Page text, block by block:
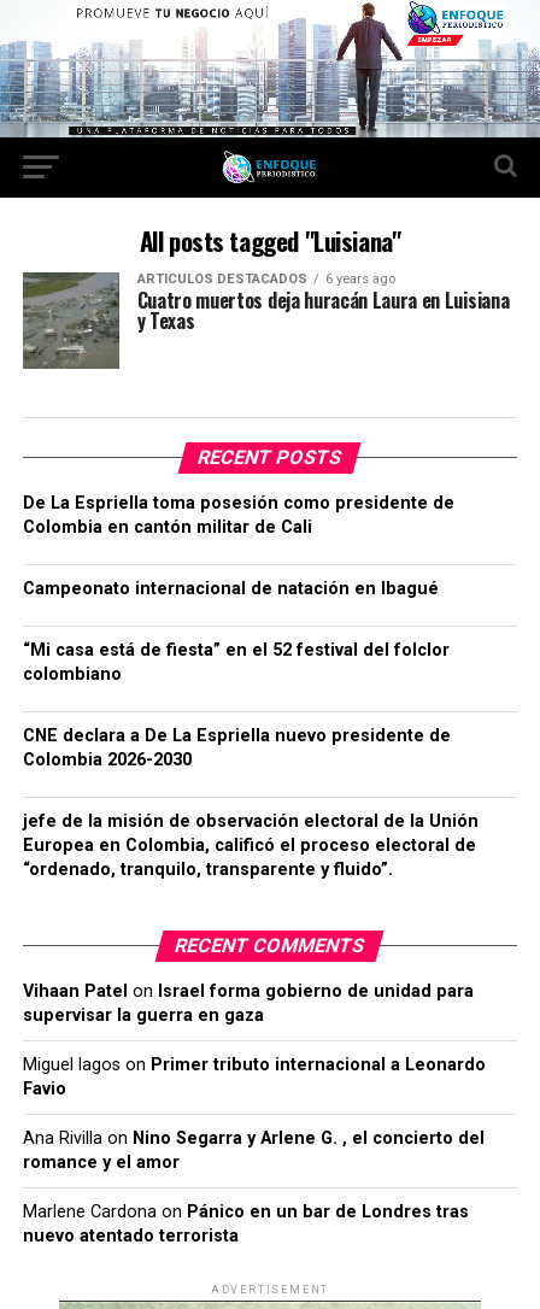
All posts tagged "Luisiana"
ARTICULOS DESTACADOS 6 years ago
Cuatro muertos deja huracán Laura en Luisiana
y Texas
RECENT POSTS
De La Espriella toma posesión como presidente de
Colombia en cantón militar de Cali
Campeonato internacional de natación en Ibagué
“Mi casa está de fiesta” en el 52 festival del folclor
colombiano
CNE declara a De La Espriella nuevo presidente de
Colombia 2026-2030
jefe de la misión de observación electoral de la Unión
Europea en Colombia, calificó el proceso electoral de
“ordenado, tranquilo, transparente y fluido”.
RECENT COMMENTS
Vihaan Patel on Israel forma gobierno de unidad para
supervisar la guerra en gaza
Miguel lagos on Primer tributo internacional a Leonardo
Favio
Ana Rivillaon Nino Segarra y Arlene G. , el concierto del
romance y el amor
Marlene Cardonaon Pánico en un bar de Londres tras
nuevo atentado terrorista
ADVERTISEMENT